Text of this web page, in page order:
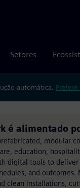
Setores
automática. Prefere
é alimentado
modular
education,
digital tools to
and
clean installations,